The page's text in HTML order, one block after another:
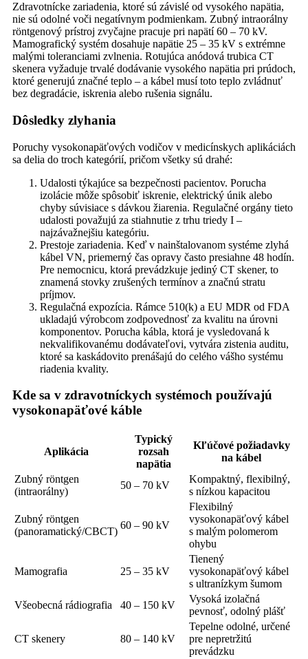
Zdravotnícke zariadenia, ktoré sú závislé od vysokého napätia,
nie sú odolné voči negatívnym podmienkam. Zubný intraorálny
röntgenový prístroj zvyčajne pracuje pri napätí 60 – 70 kV.
Mamografický systém dosahuje napätie 25 – 35 kV s extrémne
malými toleranciami zvlnenia. Rotujúca anódová trubica CT
skenera vyžaduje trvalé dodávanie vysokého napätia pri prúdoch,
ktoré generujú značné teplo – a kábel musí toto teplo zvládnuť
bez degradácie, iskrenia alebo rušenia signálu.
Dôsledky zlyhania
Poruchy vysokonapäťových vodičov v medicínskych aplikáciách
sa delia do troch kategórií, pričom všetky sú drahé:
Udalosti týkajúce sa bezpečnosti pacientov. Porucha
izolácie môže spôsobiť iskrenie, elektrický únik alebo
chyby súvisiace s dávkou žiarenia. Regulačné orgány tieto
udalosti považujú za stiahnutie z trhu triedy I –
najzávažnejšiu kategóriu.
Prestoje zariadenia. Keď v nainštalovanom systéme zlyhá
kábel VN, priemerný čas opravy často presiahne 48 hodín.
Pre nemocnicu, ktorá prevádzkuje jediný CT skener, to
znamená stovky zrušených termínov a značnú stratu
príjmov.
Regulačná expozícia. Rámce 510(k) a EU MDR od FDA
ukladajú výrobcom zodpovednosť za kvalitu na úrovni
komponentov. Porucha kábla, ktorá je vysledovaná k
nekvalifikovanému dodávateľovi, vytvára zistenia auditu,
ktoré sa kaskádovito prenášajú do celého vášho systému
riadenia kvality.
Kde sa v zdravotníckych systémoch používajú
vysokonapäťové káble
Aplikácia
Typický
rozsah
napätia
Kľúčové požiadavky
na kábel
Zubný röntgen
(intraorálny)
50 – 70 kV
Kompaktný, flexibilný,
s nízkou kapacitou
Zubný röntgen
(panoramatický/CBCT)
60 – 90 kV
Flexibilný
vysokonapäťový kábel
s malým polomerom
ohybu
Mamografia 25 – 35 kV
Tienený
vysokonapäťový kábel
s ultranízkym šumom
Všeobecná rádiografia
40 – 150 kV
Vysoká izolačná
pevnosť, odolný plášť
CT skenery 80 – 140 kV
Tepelne odolné, určené
pre nepretržitú
prevádzku